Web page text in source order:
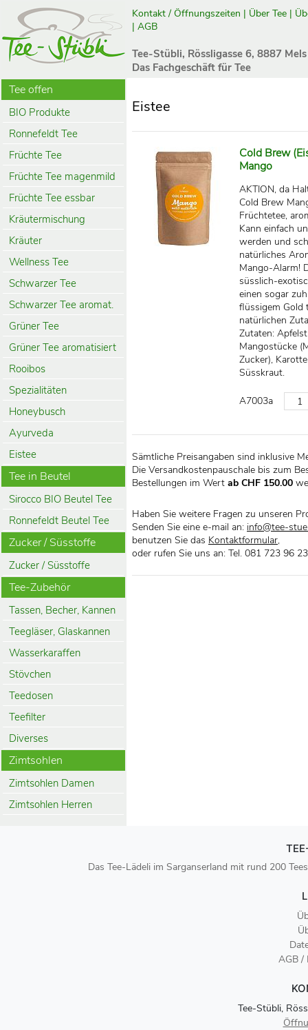
Kontakt / Öffnungszeiten | Über Tee |
| AGB
Tee-Stübli, Rössligasse 6, 8887 Mels
Das Fachgeschäft für Tee
Tee offen
BIO Produkte
Ronnefeldt Tee
Früchte Tee
Früchte Tee magenmild
Früchte Tee essbar
Kräutermischung
Kräuter
Wellness Tee
Schwarzer Tee
Schwarzer Tee aromat.
Grüner Tee
Grüner Tee aromatisiert
Rooibos
Spezialitäten
Honeybusch
Ayurveda
Eistee
Tee in Beutel
Sirocco BIO Beutel Tee
Ronnefeldt Beutel Tee
Zucker / Süsstoffe
Zucker / Süsstoffe
Tee-Zubehör
Tassen, Becher, Kannen
Teegläser, Glaskannen
Wasserkaraffen
Stövchen
Teedosen
Teefilter
Diverses
Zimtsohlen
Zimtsohlen Damen
Zimtsohlen Herren
Eistee
Cold Brew
Mango
AKTION, da
Cold Brew
Früchtetee,
Kann einfach
werden und
natürliches
Mango-Alarm!
süsslich-
einen sogar
flüssigem Gold
natürlichen
Zutaten:
Mangostücke
Zucker),
Süsskraut.
A7003a
Sämtliche Preisangaben sind inklusive
Die Versandkostenpauschale bis zum
Bestellungen im Wert ab CHF 150.00
Haben Sie weitere Fragen zu unseren
Senden Sie eine e-mail an: info@tee-
benutzen Sie das Kontaktformular,
oder rufen Sie uns an: Tel. 081 723 96 23
Das Tee-Lädeli im Sarganserland mit rund 200
AGB /
Tee-Stübli,